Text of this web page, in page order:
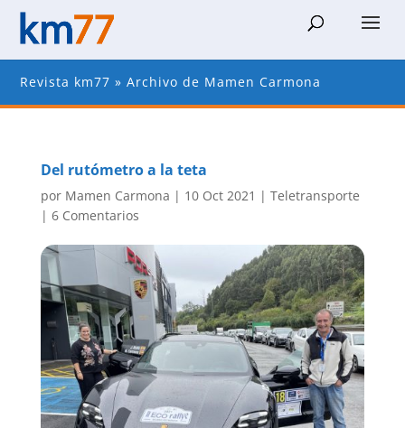
Revista km77 »Archivo de Mamen Carmona
Del rutómetro a la teta
por Mamen Carmona | 10 Oct 2021 | Teletransporte
| 6 Comentarios